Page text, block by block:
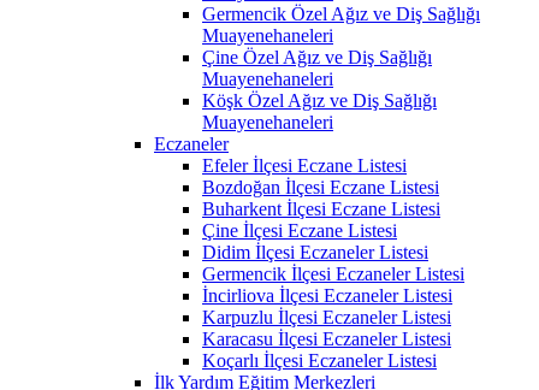
Germencik Özel Ağız ve Diş Sağlığı
Muayenehaneleri
Çine Özel Ağız ve Diş Sağlığı
Muayenehaneleri
Köşk Özel Ağız ve Diş Sağlığı
Muayenehaneleri
Eczaneler
Efeler İlçesi Eczane Listesi
Bozdoğan İlçesi Eczane Listesi
Buharkent İlçesi Eczane Listesi
Çine İlçesi Eczane Listesi
Didim İlçesi Eczaneler Listesi
Germencik İlçesi Eczaneler Listesi
İncirliova İlçesi Eczaneler Listesi
Karpuzlu İlçesi Eczaneler Listesi
Karacasu İlçesi Eczaneler Listesi
Koçarlı İlçesi Eczaneler Listesi
İlk Yardım Eğitim Merkezleri